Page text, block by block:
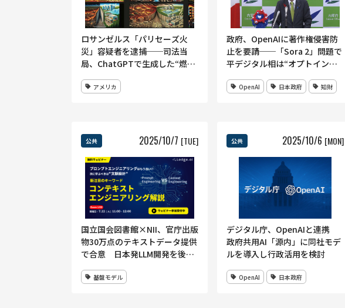
ロサンゼルス「パリセーズ火
災」容疑者を逮捕──司法当
局、ChatGPTで生成した“燃え
アメリカ
政府、OpenAIに著作権侵害防
止を要請──「Sora 2」問題で
平デジタル相は“オプトイン方
OpenAI 日本政府 知財
公共 2025/10/7 [TUE]
国立国会図書館×NII、官庁出版
物30万点のテキストデータ提供
で合意 日本発LLM開発を後押
基盤モデル
公共 2025/10/6 [MON]
デジタル庁、OpenAIと連携
政府共用AI「源内」に同社モデ
ルを導入し行政活用を検討
OpenAI 日本政府